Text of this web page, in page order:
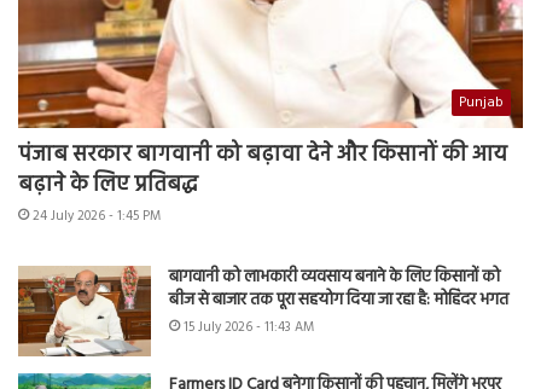
Punjab
पंजाब सरकार बागवानी को बढ़ावा देने और किसानों की आय
बढ़ाने के लिए प्रतिबद्ध
24 July 2026 - 1:45 PM
बागवानी को लाभकारी व्यवसाय बनाने के लिए किसानों को
बीज से बाजार तक पूरा सहयोग दिया जा रहा है: मोहिंदर भगत
15 July 2026 - 11:43 AM